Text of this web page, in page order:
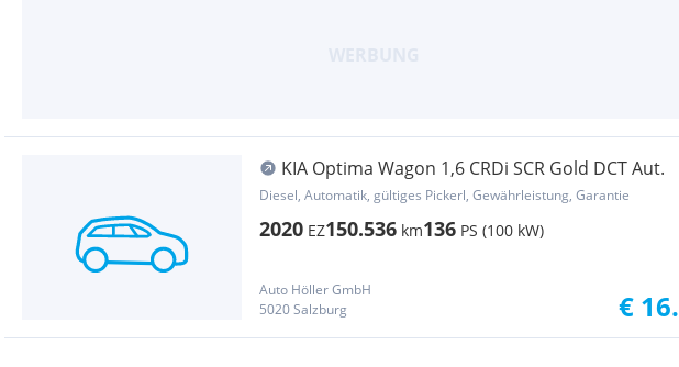
KIA Optima Wagon 1,6 CRDi SCR Gold DCT Aut.
Diesel, Automatik, gültiges Pickerl, Gewährleistung, Garantie
2020 EZ150.536 km136 PS (100 kW)
Auto Höller GmbH
5020 Salzburg
€